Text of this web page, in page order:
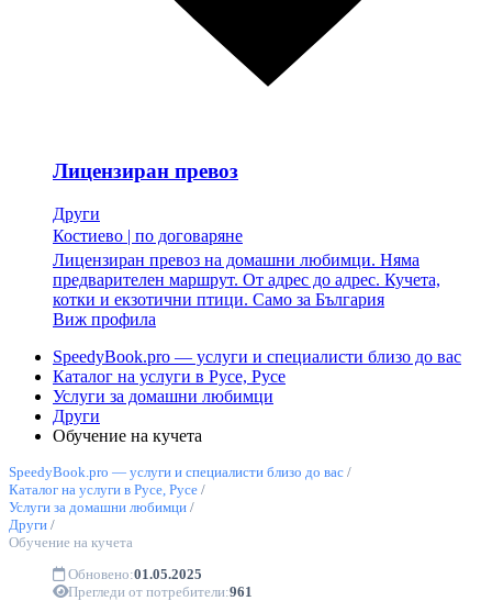
Лицензиран превоз
Други
Костиево | по договаряне
Лицензиран превоз на домашни любимци. Няма
предварителен маршрут. От адрес до адрес. Кучета,
котки и екзотични птици. Само за България
Виж профила
SpeedyBook.pro — услуги и специалисти близо до вас
Каталог на услуги в Русе, Русе
Услуги за домашни любимци
Други
Обучение на кучета
SpeedyBook.pro — услуги и специалисти близо до вас /
Каталог на услуги в Русе, Русе /
Услуги за домашни любимци /
Други /
Обучение на кучета
Обновено:01.05.2025
Прегледи от потребители:961